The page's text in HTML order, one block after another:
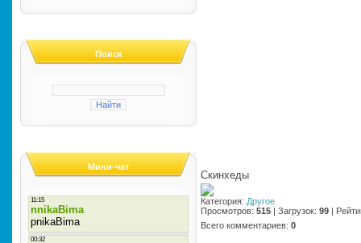
Поиск
Мини-чат
Скинхеды
Категория: Другое
Просмотров: 515 | Загрузок: 99 |
Всего комментариев: 0